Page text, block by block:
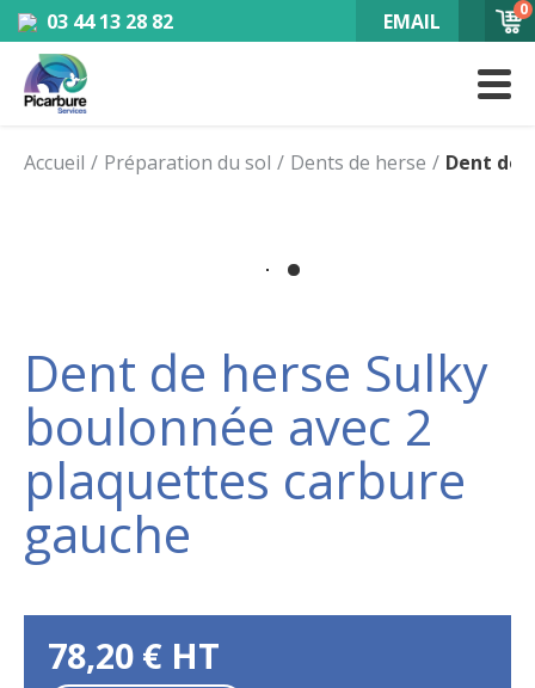
03 44 13 28 82 EMAIL 0
Accueil Préparation du sol Dents de herse Dent de
Dent de herse Sulky
boulonnée avec 2
plaquettes carbure
gauche
78,20 € HT